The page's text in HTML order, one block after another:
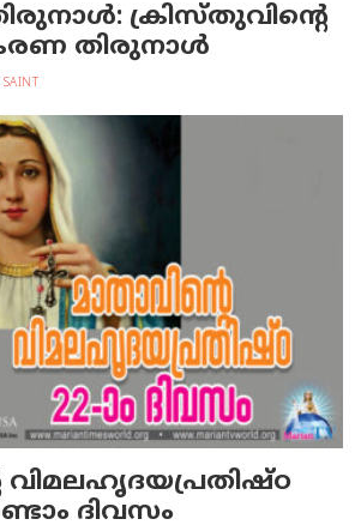
ക്രിസ്തുവിന്റെ
തിരുനാള്‍
SAINT
വിമലഹൃദയപ്രതിഷ്ഠ
ദിവസം